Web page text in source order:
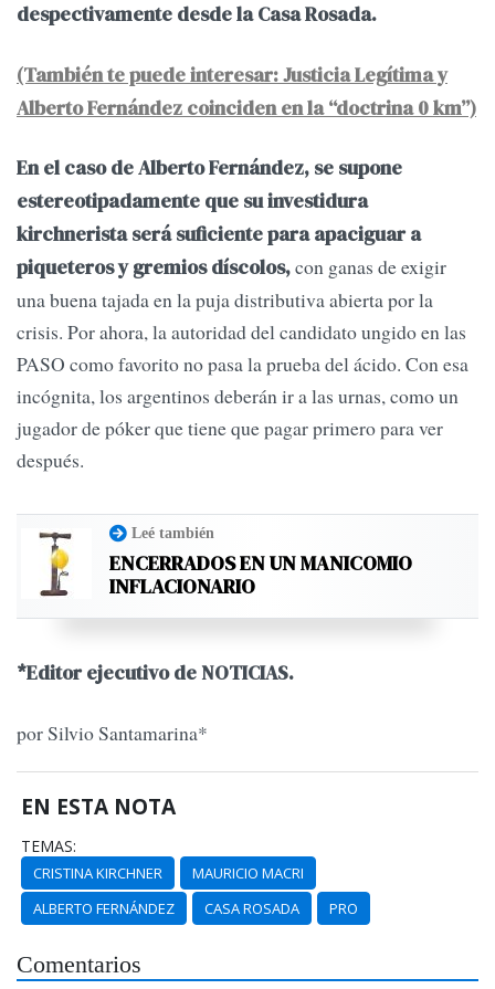
despectivamente desde la Casa Rosada.
(También te puede interesar: Justicia Legítima y
Alberto Fernández coinciden en la “doctrina 0 km”)
En el caso de Alberto Fernández, se supone
estereotipadamente que su investidura
kirchnerista será suficiente para apaciguar a
piqueteros y gremios díscolos,con ganas de exigir
una buena tajada en la puja distributiva abierta por la
crisis. Por ahora, la autoridad del candidato ungido en las
PASO como favorito no pasa la prueba del ácido. Con esa
incógnita, los argentinos deberán ir a las urnas, como un
jugador de póker que tiene que pagar primero para ver
después.
Leé también
ENCERRADOS EN UN MANICOMIO
INFLACIONARIO
*Editor ejecutivo de NOTICIAS.
por Silvio Santamarina*
EN ESTA NOTA
TEMAS:
CRISTINA KIRCHNER
MAURICIO MACRI
ALBERTO FERNÁNDEZ
CASA ROSADA PRO
Comentarios